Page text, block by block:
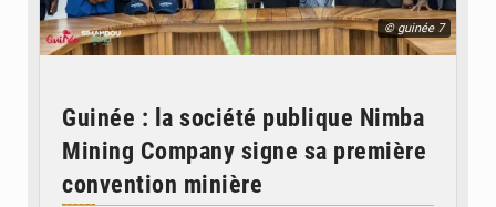
© guinée 7
Guinée : la société publique Nimba
Mining Company signe sa première
convention minière